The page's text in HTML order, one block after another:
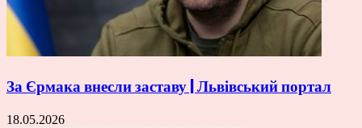
За Єрмака внесли заставу | Львівський портал
18.05.2026